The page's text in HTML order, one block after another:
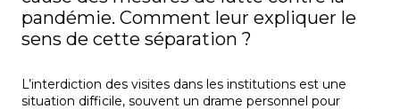
pandémie. Comment leur expliquer le
sens de cette séparation ?
L’interdiction des visites dans les institutions est une
situation difficile, souvent un drame personnel pour